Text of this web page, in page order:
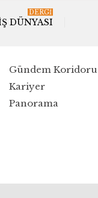
DÜNYASI
DERGI
Gündem Koridoru
Kariyer
Panorama